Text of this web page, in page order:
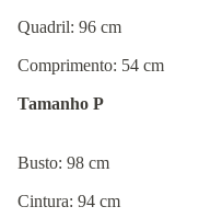
Quadril: 96 cm
Comprimento: 54 cm
Tamanho P
Busto: 98 cm
Cintura: 94 cm